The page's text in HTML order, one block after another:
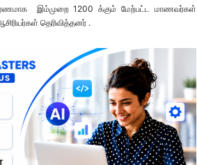
இம்முறை 1200 க்கும் மேற்பட்ட மாணவர்கள்
தெரிவித்தனர் .